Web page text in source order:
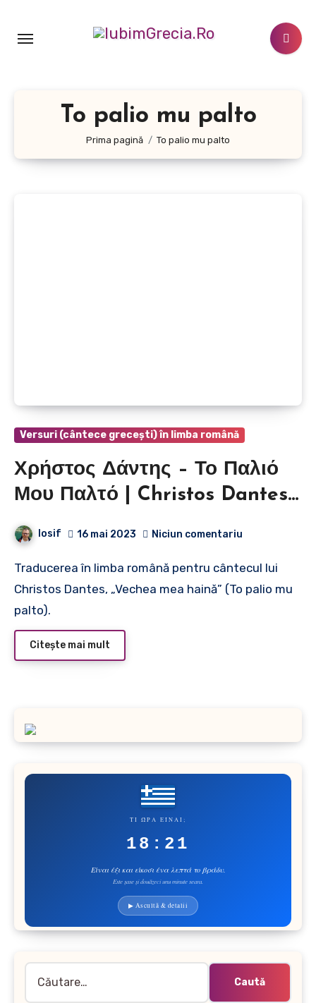
conținut
To palio mu palto
Prima pagină To palio mu palto
Versuri (cântece grecești) în limba română
Χρήστος Δάντης – Το Παλιό
Μου Παλτό | Christos Dantes
– Vechea mea haină / DJ
Pantelis Sad Remix
Iosif 16 mai 2023 Niciun comentariu
Traducerea în limba română pentru cântecul lui
Christos Dantes, „Vechea mea haină” (To palio mu
palto).
Citește mai mult
ΤΙ ΏΡΑ ΕΊΝΑΙ;
18:21
Είναι έξι και είκοσι ένα λεπτά το βράδυ.
Este șase și douăzeci unu minute seara.
▶ Ascultă & detalii
după: